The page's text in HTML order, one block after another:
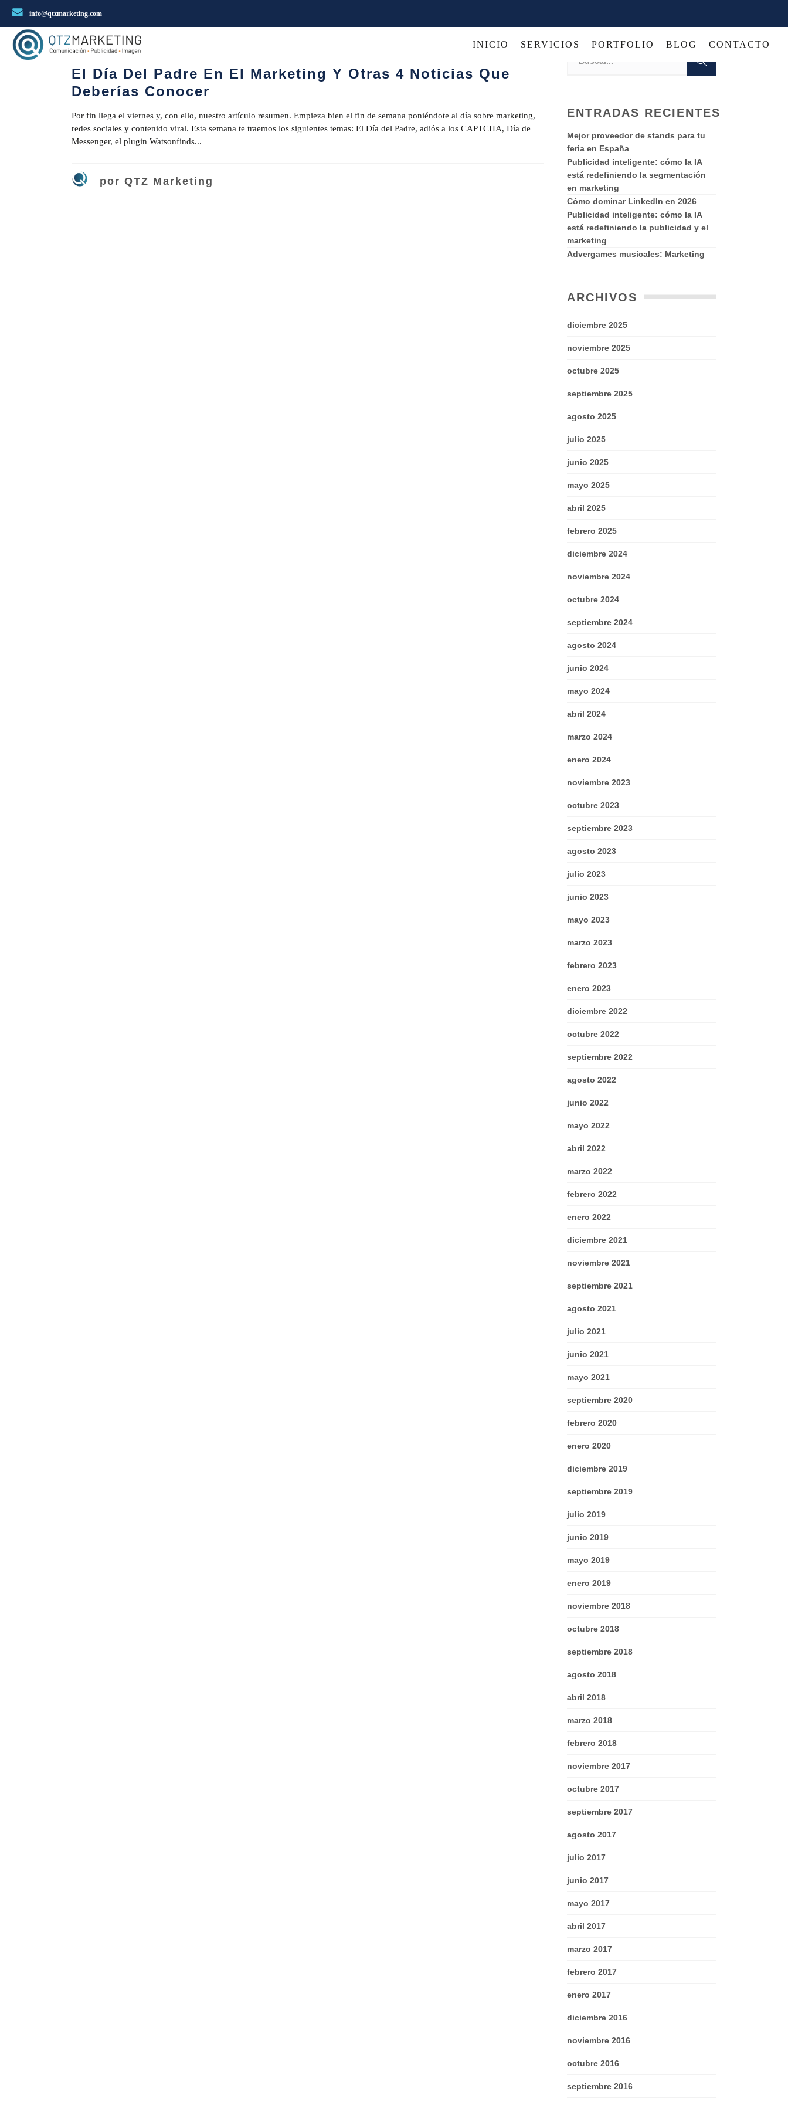
info@qtzmarketing.com
INICIO SERVICIOS PORTFOLIO BLOG CONTACTO
17 marzo, 2017
El Día Del Padre En El Marketing Y Otras 4 Noticias Que
Deberías Conocer
Por fin llega el viernes y, con ello, nuestro artículo resumen. Empieza bien el fin de semana poniéndote al día sobre marketing,
redes sociales y contenido viral. Esta semana te traemos los siguientes temas: El Día del Padre, adiós a los CAPTCHA, Día de
Messenger, el plugin Watsonfinds...
por QTZ Marketing
ENTRADAS RECIENTES
Mejor proveedor de stands para tu
feria en España
Publicidad inteligente: cómo la IA
está redefiniendo la segmentación
en marketing
Cómo dominar LinkedIn en 2026
Publicidad inteligente: cómo la IA
está redefiniendo la publicidad y el
marketing
Advergames musicales: Marketing
ARCHIVOS
diciembre 2025
noviembre 2025
octubre 2025
septiembre 2025
agosto 2025
julio 2025
junio 2025
mayo 2025
abril 2025
febrero 2025
diciembre 2024
noviembre 2024
octubre 2024
septiembre 2024
agosto 2024
junio 2024
mayo 2024
abril 2024
marzo 2024
enero 2024
noviembre 2023
octubre 2023
septiembre 2023
agosto 2023
julio 2023
junio 2023
mayo 2023
marzo 2023
febrero 2023
enero 2023
diciembre 2022
octubre 2022
septiembre 2022
agosto 2022
junio 2022
mayo 2022
abril 2022
marzo 2022
febrero 2022
enero 2022
diciembre 2021
noviembre 2021
septiembre 2021
agosto 2021
julio 2021
junio 2021
mayo 2021
septiembre 2020
febrero 2020
enero 2020
diciembre 2019
septiembre 2019
julio 2019
junio 2019
mayo 2019
enero 2019
noviembre 2018
octubre 2018
septiembre 2018
agosto 2018
abril 2018
marzo 2018
febrero 2018
noviembre 2017
octubre 2017
septiembre 2017
agosto 2017
julio 2017
junio 2017
mayo 2017
abril 2017
marzo 2017
febrero 2017
enero 2017
diciembre 2016
noviembre 2016
octubre 2016
septiembre 2016